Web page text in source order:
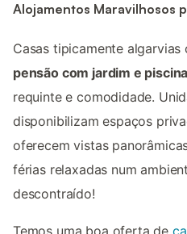
Alojamentos Maravilhosos
Casas tipicamente algarvias
pensão com jardim e
requinte e comodidade.
disponibilizam espaços
oferecem vistas
férias relaxadas num
descontraído!
Temos uma boa oferta de